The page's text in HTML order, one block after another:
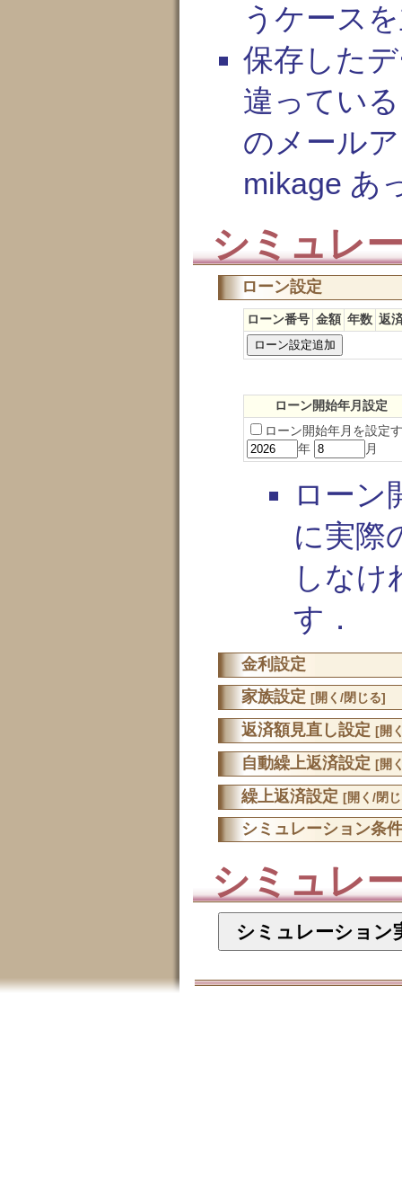
うケース
保存した
違ってい
のメール
mikage あ
シミュレ
ローン設定
ローン番号 金額 年数 返
ローン開始年月設定
ローン開始年月を設定
年
月
ローン
に実際
しなけ
す．
金利設定
家族設定[開く/閉じる]
返済額見直し設定[開
自動繰上返済設定[開
繰上返済設定[開く/閉
シミュレーション条
シミュレ